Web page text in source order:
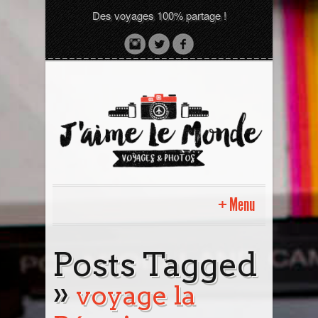
Des voyages 100% partage !
Menu
Accueil
Sri Lanka avec moi
Posts Tagged
» voyage la